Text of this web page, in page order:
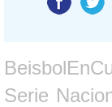
Serie